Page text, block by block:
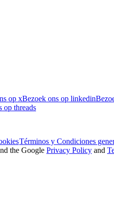
op xBezoek ons op linkedin
op threads
Términos y Condiciones
the Google Privacy Policy and